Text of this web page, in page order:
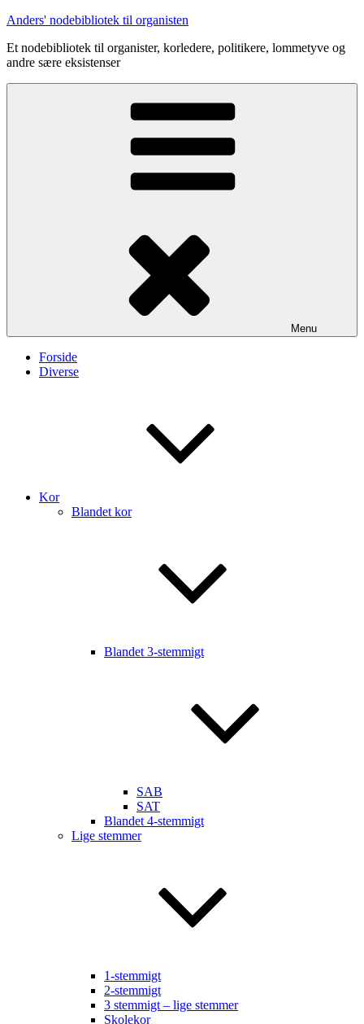
Videre
indhold
Anders' nodebibliotek til organisten
Et nodebibliotek til organister, korledere, politikere, lommetyve og
andre sære eksistenser
Menu
Forside
Diverse
Kor
Blandet kor
Blandet 3-stemmigt
SAB
SAT
Blandet 4-stemmigt
Lige stemmer
1-stemmigt
2-stemmigt
3 stemmigt – lige stemmer
Skolekor